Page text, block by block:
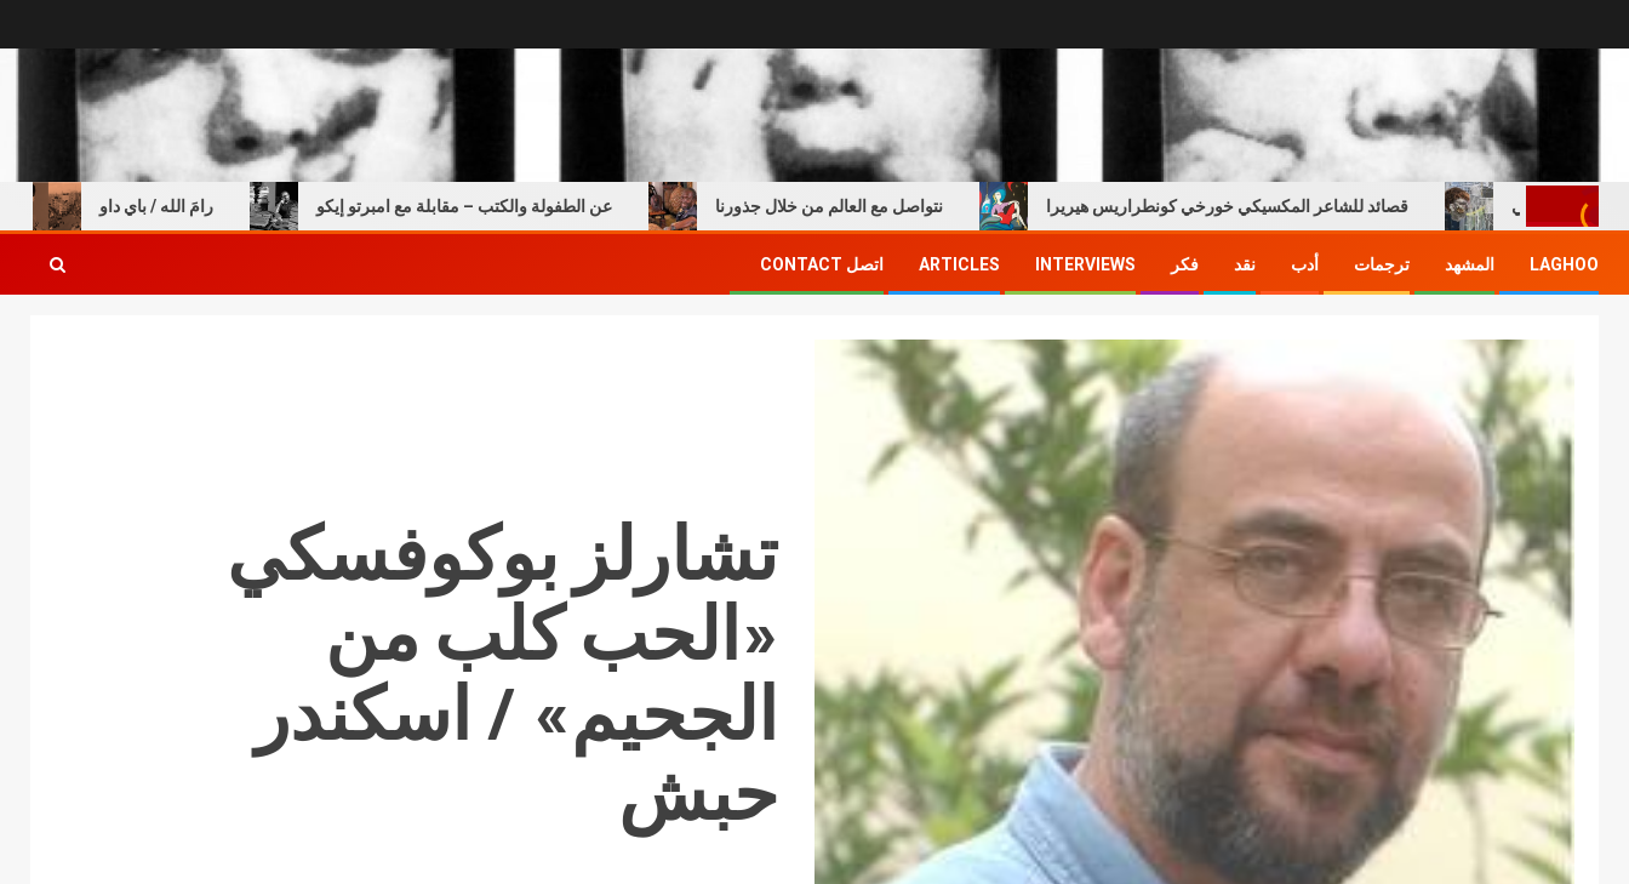
رامَ الله / باي داو عن الطفولة والكتب – مقابلة مع امبرتو إيكو نتواصل مع العالم من خلال جذورنا قصائد للشاعر المكسيكي خورخي كونطراريس هيريرا خالي
LAGHOO المشهد ترجمات أدب نقد فكر INTERVIEWS
ARTICLES اتصل CONTACT
تشارلز بوكوفسكي
«الحب كلب من
الجحيم» / اسكندر
حبش